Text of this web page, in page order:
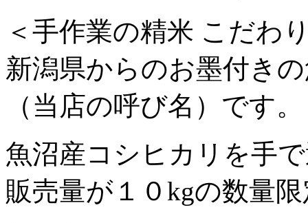
＜手作業の精米 こだわ
新潟県からのお墨付き
（当店の呼び名）です。
魚沼産コシヒカリを手
販売量が１０kgの数量